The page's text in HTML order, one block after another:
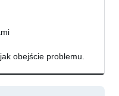
obejście problemu.